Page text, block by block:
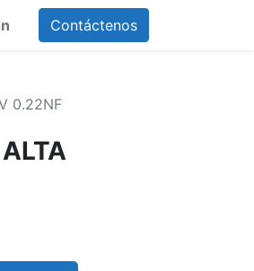
Contáctenos
0.22NF